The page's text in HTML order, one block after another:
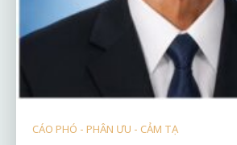
CÁO PHÓ - PHÂN ƯU - CẢM TẠ